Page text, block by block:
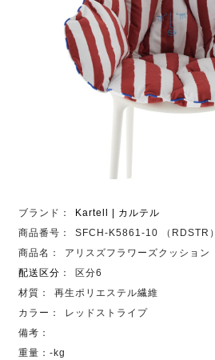
ブランド：
Kartell | カルテル
商品番号：
SFCH-K5861-10 （RDSTR）
商品名：
アリスズフラワーズクッション
配送区分 ：
区分6
材質：
再生ポリエステル繊維
カラー：
レッドストライプ
備考：
重量：-kg